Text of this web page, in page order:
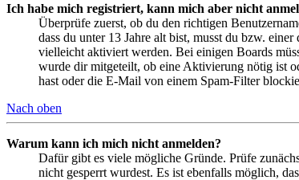
Ich habe mich registriert, kann mich aber nicht
Überprüfe zuerst, ob du den richtigen
dass du unter 13 Jahre alt bist, musst du bzw.
vielleicht aktiviert werden. Bei einigen Boards
wurde dir mitgeteilt, ob eine Aktivierung nötig ist
hast oder die E-Mail von einem Spam-Filter
Nach oben
Warum kann ich mich nicht anmelden?
Dafür gibt es viele mögliche Gründe. Prüfe
nicht gesperrt wurdest. Es ist ebenfalls möglich,